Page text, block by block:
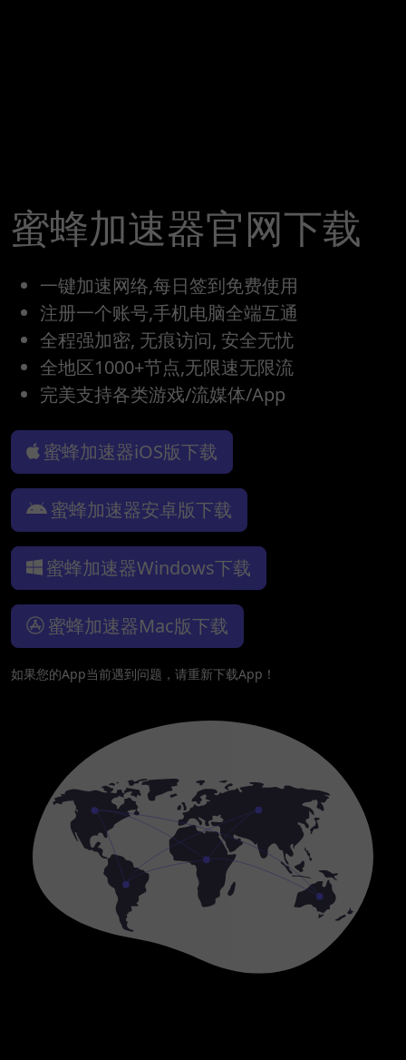
蜜蜂加速器官网下载
一键加速网络,每日签到免费使用
注册一个账号,手机电脑全端互通
全程强加密, 无痕访问, 安全无忧
全地区1000+节点,无限速无限流
完美支持各类游戏/流媒体/App
蜜蜂加速器iOS版下载
蜜蜂加速器安卓版下载
蜜蜂加速器Windows下载
蜜蜂加速器Mac版下载
如果您的App当前遇到问题，请重新下载App！